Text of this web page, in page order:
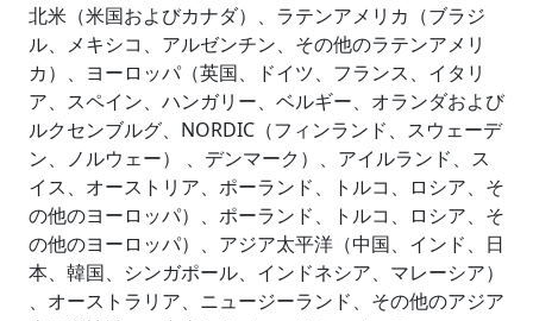
北米（米国およびカナダ）、ラテンアメリカ（ブラジ
ル、メキシコ、アルゼンチン、その他のラテンアメリ
カ）、ヨーロッパ（英国、ドイツ、フランス、イタリ
ア、スペイン、ハンガリー、ベルギー、オランダおよび
ルクセンブルグ、NORDIC（フィンランド、スウェーデ
ン、ノルウェー） 、デンマーク）、アイルランド、ス
イス、オーストリア、ポーランド、トルコ、ロシア、そ
の他のヨーロッパ）、ポーランド、トルコ、ロシア、そ
の他のヨーロッパ）、アジア太平洋（中国、インド、日
本、韓国、シンガポール、インドネシア、マレーシア）
、オーストラリア、ニュージーランド、その他のアジア